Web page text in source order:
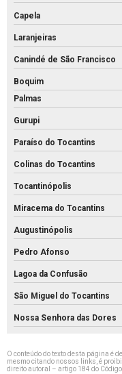
Capela
Laranjeiras
Canindé de São Francisco
Boquim
Palmas
Gurupi
Paraíso do Tocantins
Colinas do Tocantins
Tocantinópolis
Miracema do Tocantins
Augustinópolis
Pedro Afonso
Lagoa da Confusão
São Miguel do Tocantins
Nossa Senhora das Dores
O conteúdo do texto desta página é
mesmo citando nossos links, é
direito autoral – artigo 184 do